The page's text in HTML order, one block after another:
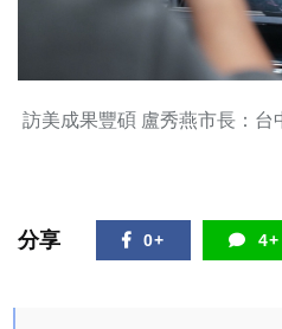
訪美成果豐碩 盧秀燕市長：
分享 0+ 4+